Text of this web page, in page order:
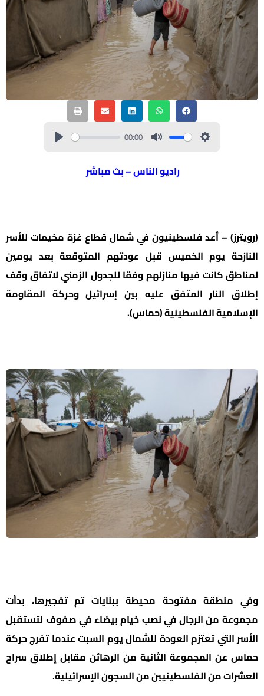
00:00
راديو الناس – بث مباشر
(رويترز) – أعد فلسطينيون في شمال قطاع غزة مخيمات للأسر
النازحة يوم الخميس قبل عودتهم المتوقعة بعد يومين
لمناطق كانت فيها منازلهم وفقا للجدول الزمني لاتفاق وقف
إطلاق النار المتفق عليه بين إسرائيل وحركة المقاومة
الإسلامية الفلسطينية (حماس).
وفي منطقة مفتوحة محيطة ببنايات تم تفجيرها، بدأت
مجموعة من الرجال في نصب خيام بيضاء في صفوف لتستقبل
الأسر التي تعتزم العودة للشمال يوم السبت عندما تفرج حركة
حماس عن المجموعة الثانية من الرهائن مقابل إطلاق سراح
العشرات من الفلسطينيين من السجون الإسرائيلية.